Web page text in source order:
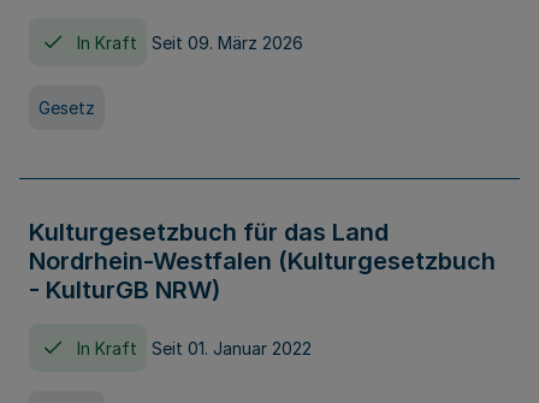
In Kraft Seit 09. März 2026
Gesetz
Kulturgesetzbuch für das Land
Nordrhein-Westfalen (Kulturgesetzbuch
- KulturGB NRW)
In Kraft Seit 01. Januar 2022